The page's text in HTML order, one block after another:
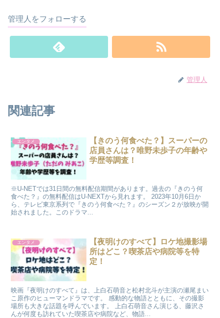
管理人をフォローする
管理人
関連記事
エンタメ
【きのう何食べた？】スーパーの
店員さんは？唯野未歩子の年齢や
学歴等調査！
​ ※U-NETでは31日間の無料配信期間があります。過去の『きのう何
食べた？』の無料配信はU-NEXTから見れます。 2023年10月6日か
ら、テレビ東京系列で『きのう何食べた？』のシーズン２が放映が開
始されました。このドラマ...
エンタメ
【夜明けのすべて】ロケ地撮影場
所はどこ？喫茶店や病院等を特
定！
映画『夜明けのすべて』は、上白石萌音と松村北斗が主演の瀬尾まい
こ原作のヒューマンドラマです。 感動的な物語とともに、その撮影
場所も大きな話題を呼んでいます。 上白石萌音さん演じる、藤沢さ
んが何度も訪れていた喫茶店や病院など、物語...